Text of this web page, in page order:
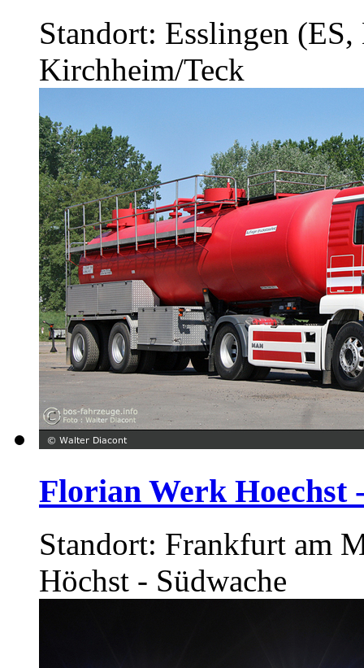
Standort: Esslingen
Kirchheim/Teck
Florian Werk Hoechst
Standort: Frankfurt am
Höchst - Südwache